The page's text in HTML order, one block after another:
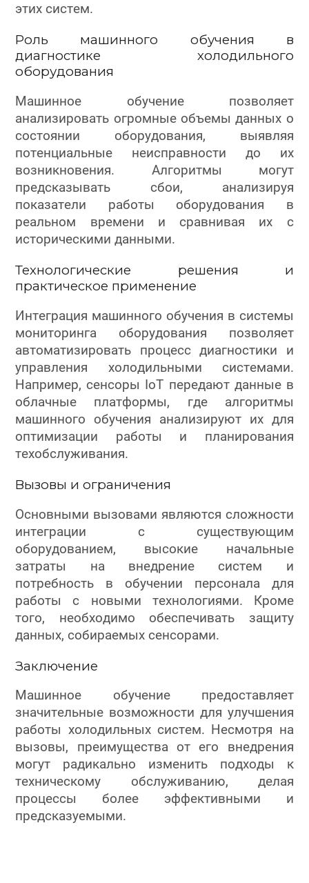
этих систем.
Роль машинного обучения в
диагностике холодильного
оборудования
Машинное обучение позволяет
анализировать огромные объемы данных о
состоянии оборудования, выявляя
потенциальные неисправности до их
возникновения. Алгоритмы могут
предсказывать сбои, анализируя
показатели работы оборудования в
реальном времени и сравнивая их с
историческими данными.
Технологические решения и
практическое применение
Интеграция машинного обучения в системы
мониторинга оборудования позволяет
автоматизировать процесс диагностики и
управления холодильными системами.
Например, сенсоры IoT передают данные в
облачные платформы, где алгоритмы
машинного обучения анализируют их для
оптимизации работы и планирования
техобслуживания.
Вызовы и ограничения
Основными вызовами являются сложности
интеграции с существующим
оборудованием, высокие начальные
затраты на внедрение систем и
потребность в обучении персонала для
работы с новыми технологиями. Кроме
того, необходимо обеспечивать защиту
данных, собираемых сенсорами.
Заключение
Машинное обучение предоставляет
значительные возможности для улучшения
работы холодильных систем. Несмотря на
вызовы, преимущества от его внедрения
могут радикально изменить подходы к
техническому обслуживанию, делая
процессы более эффективными и
предсказуемыми.